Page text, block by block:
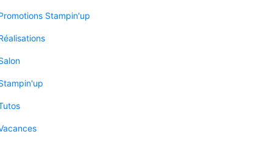
Stampin'up